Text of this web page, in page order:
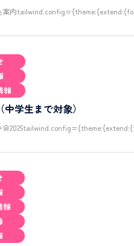
案内
報
学生まで対象）
会
報